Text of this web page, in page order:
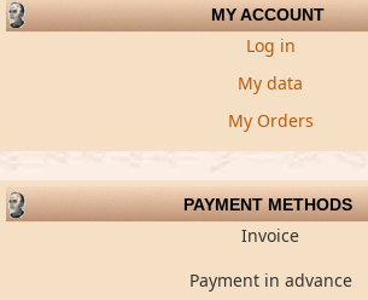
MY ACCOUNT
Log in
My data
My Orders
PAYMENT METHODS
Invoice
Payment in advance